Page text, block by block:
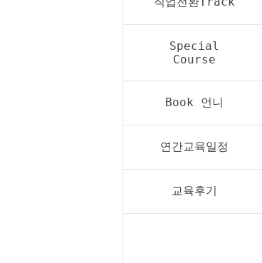
Special
Course
Book 언니
연간교육일정
교육후기